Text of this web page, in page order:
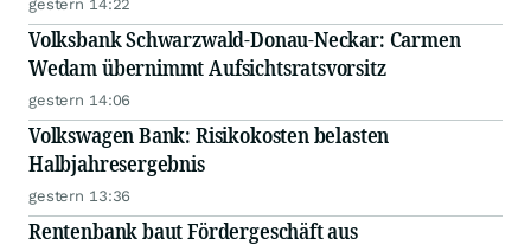
gestern 14:22
Volksbank Schwarzwald-Donau-Neckar: Carmen
Wedam übernimmt Aufsichtsratsvorsitz
gestern 14:06
Volkswagen Bank: Risikokosten belasten
Halbjahresergebnis
gestern 13:36
Rentenbank baut Fördergeschäft aus